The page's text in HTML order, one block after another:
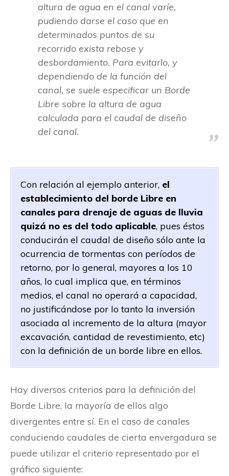
altura de agua en el canal varíe,
pudiendo darse el caso que en
determinados puntos de su
recorrido exista rebose y
desbordamiento. Para evitarlo, y
dependiendo de la función del
canal, se suele especificar un Borde
Libre sobre la altura de agua
calculada para el caudal de diseño
del canal.
Con relación al ejemplo anterior, el
establecimiento del borde Libre en
canales para drenaje de aguas de lluvia
quizá no es del todo aplicable, pues éstos
conducirán el caudal de diseño sólo ante la
ocurrencia de tormentas con períodos de
retorno, por lo general, mayores a los 10
años, lo cual implica que, en términos
medios, el canal no operará a capacidad,
no justificándose por lo tanto la inversión
asociada al incremento de la altura (mayor
excavación, cantidad de revestimiento, etc)
con la definición de un borde libre en ellos.
Hay diversos criterios para la definición del
Borde Libre, la mayoría de ellos algo
divergentes entre sí. En el caso de canales
conduciendo caudales de cierta envergadura se
puede utilizar el criterio representado por el
gráfico siguiente: